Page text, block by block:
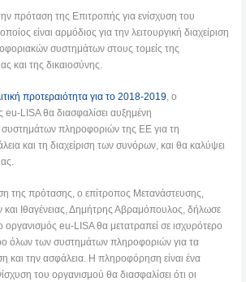
πρόταση της Επιτροπής για ενίσχυση του
είναι αρμόδιος για την λειτουργική διαχείριση
συστημάτων στους τομείς της
και της δικαιοσύνης.
προτεραιότητα για το 2018-2019, ο
eu-LISA θα διασφαλίσει αυξημένη
συστημάτων πληροφοριών της ΕΕ για τη
και τη διαχείριση των συνόρων, και θα καλύψει
της πρότασης, ο επίτροπος Μετανάστευσης,
Ιθαγένειας, Δημήτρης Αβραμόπουλος, δήλωσε
eu-LISA θα μετατραπεί σε ισχυρότερο
όλων των συστημάτων πληροφοριών για τα
και την ασφάλεια. Η πληροφόρηση είναι ένα
του οργανισμού θα διασφαλίσει ότι οι